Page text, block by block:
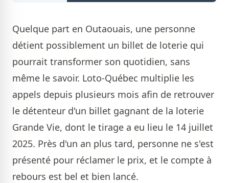
Quelque part en Outaouais, une personne
détient possiblement un billet de loterie qui
pourrait transformer son quotidien, sans
même le savoir. Loto-Québec multiplie les
appels depuis plusieurs mois afin de retrouver
le détenteur d'un billet gagnant de la loterie
Grande Vie, dont le tirage a eu lieu le 14 juillet
2025. Près d'un an plus tard, personne ne s'est
présenté pour réclamer le prix, et le compte à
rebours est bel et bien lancé.